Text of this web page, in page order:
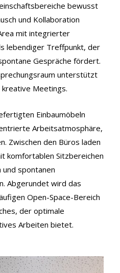
bewusst
und Kollaboration
mit integrierter
lebendiger Treffpunkt, der
Gespräche fördert.
unterstützt
Meetings.
Einbaumöbeln
Arbeitsatmosphäre,
Zwischen den Büros laden
komfortablen Sitzbereichen
und spontanen
Abgerundet wird das
Open-Space-Bereich
der optimale
Arbeiten bietet.